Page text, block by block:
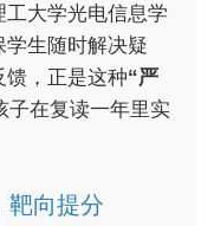
大学光电信息学
学生随时解决疑
馈，正是这种“严
子在复读一年里实
靶向提分